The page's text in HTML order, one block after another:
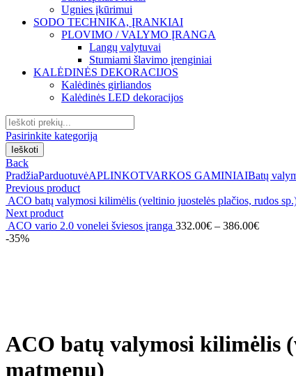
Ugnies įkūrimui
SODO TECHNIKA, ĮRANKIAI
PLOVIMO / VALYMO ĮRANGA
Langų valytuvai
Stumiami šlavimo įrenginiai
KALĖDINĖS DEKORACIJOS
Kalėdinės girliandos
Kalėdinės LED dekoracijos
Search
for:
Pasirinkite kategoriją
Ieškoti
Back
PradžiaParduotuvėAPLINKOTVARKOS GAMINIAIBatų
Previous product
ACO batų valymosi kilimėlis (veltinio juostelės plačios, rudos
Next product
ACO vario 2.0 vonelei šviesos įranga 332.00€ – 386.00€
-35%
ACO batų valymosi kilimėlis
matmenų)